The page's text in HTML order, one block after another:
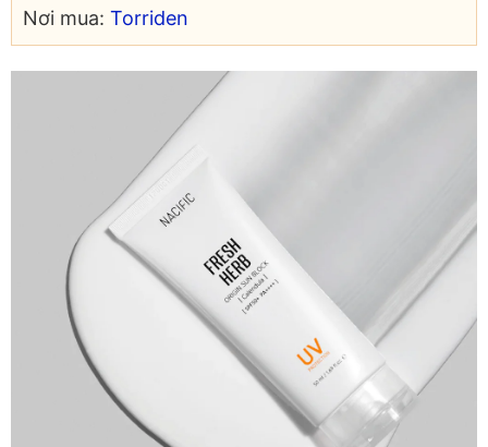
Nơi mua: Torriden